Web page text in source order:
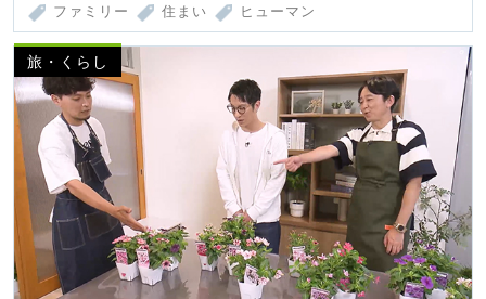
ファミリー 住まい ヒューマン
旅・くらし